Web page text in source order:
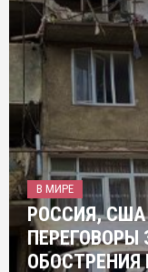
В МИРЕ
РОССИЯ, США
ПЕРЕГОВОРЫ
ОБОСТРЕНИЯ